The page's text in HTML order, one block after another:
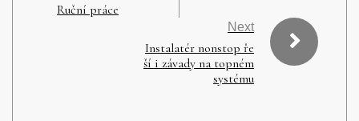
Ruční práce
Next
Instalatér nonstop ře
ší i závady na topném
systému